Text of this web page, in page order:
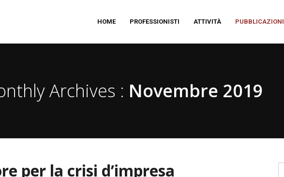
HOME PROFESSIONISTI ATTIVITÀ PUBBLICAZIONI
Archives : Novembre 2019
per la crisi d’impresa